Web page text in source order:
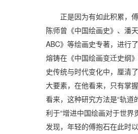
正是因为有如此积累，
陈师曾《中国绘画史》、潘
ABC》等绘画史专著，进行
熔铸在《中国绘画变迁史纲
史传统与时代变化中，厘清
大要素，在他看来，只有掌
看来，这种研究方法是“轨道
利于“增进中国绘画对于世界
发现，年轻的傅抱石在此时